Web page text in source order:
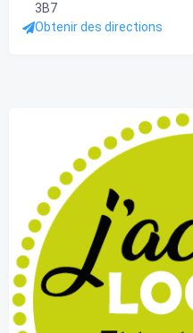
3B7
Obtenir des directions